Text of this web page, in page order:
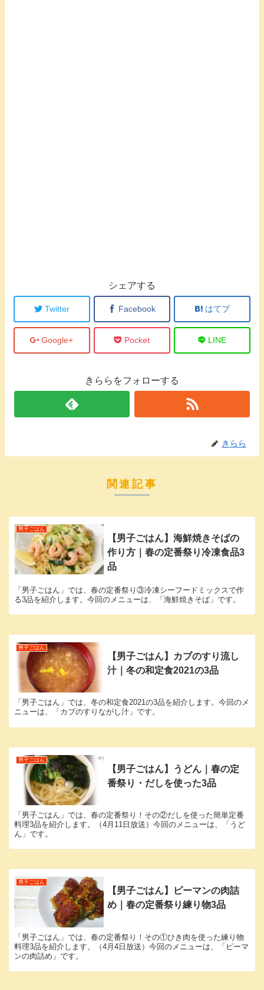
シェアする
Twitter Facebook はてブ
Google+ Pocket LINE
きららをフォローする
きらら
関連記事
男子ごはん
【男子ごはん】海鮮焼きそばの
作り方｜春の定番祭り冷凍食品3
品
「男子ごはん」では、春の定番祭り③冷凍シーフードミックスで作
る3品を紹介します。今回のメニューは、「海鮮焼きそば」です。
男子ごはん
【男子ごはん】カブのすり流し
汁｜冬の和定食2021の3品
「男子ごはん」では、冬の和定食2021の3品を紹介します。今回のメ
ニューは、「カブのすりながし汁」です。
男子ごはん
【男子ごはん】うどん｜春の定
番祭り・だしを使った3品
「男子ごはん」では、春の定番祭り！その②だしを使った簡単定番
料理3品を紹介します。（4月11日放送）今回のメニューは、「うど
ん」です。
男子ごはん
【男子ごはん】ピーマンの肉詰
め｜春の定番祭り練り物3品
「男子ごはん」では、春の定番祭り！その①ひき肉を使った練り物
料理3品を紹介します。（4月4日放送）今回のメニューは、「ピーマ
ンの肉詰め」です。